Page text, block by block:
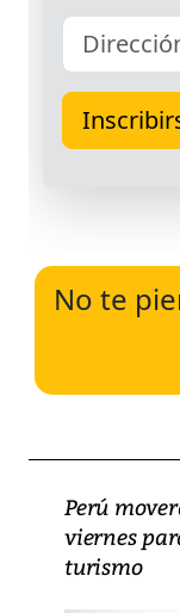
No te
Perú
viernes
turismo